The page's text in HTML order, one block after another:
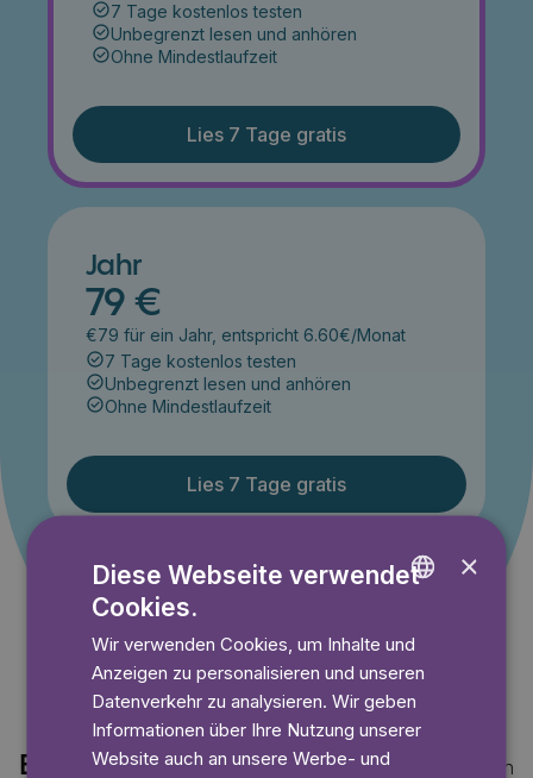
7 Tage kostenlos testen
Unbegrenzt lesen und anhören
Ohne Mindestlaufzeit
Lies 7 Tage gratis
Jahr
79 €
€79 für ein Jahr, entspricht 6.60€/Monat
7 Tage kostenlos testen
Unbegrenzt lesen und anhören
Ohne Mindestlaufzeit
Lies 7 Tage gratis
Angebot gültig bis einschließlich 14.09.2026. Nur für
Entdecke auch Mehr anzeigen
GERMAN
×
Diese Webseite verwendet
Cookies.
Wir verwenden Cookies, um Inhalte und
Anzeigen zu personalisieren und unseren
Datenverkehr zu analysieren. Wir geben
Informationen über Ihre Nutzung unserer
Website auch an unsere Werbe- und